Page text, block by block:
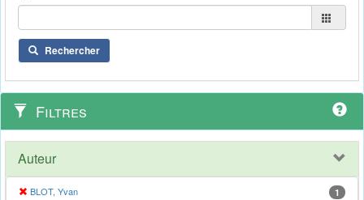
Rechercher
Filtres
Auteur
BLOT, Yvan 1